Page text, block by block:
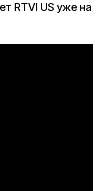
RTVI US уже на